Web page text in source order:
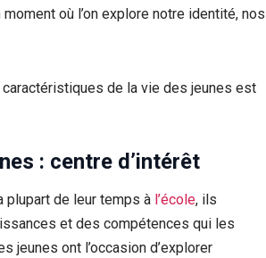
moment où l’on explore notre identité, nos
caractéristiques de la vie des jeunes est
: centre d’intérêt
plupart de leur temps à l’école, ils
et des compétences qui les
jeunes ont l’occasion d’explorer